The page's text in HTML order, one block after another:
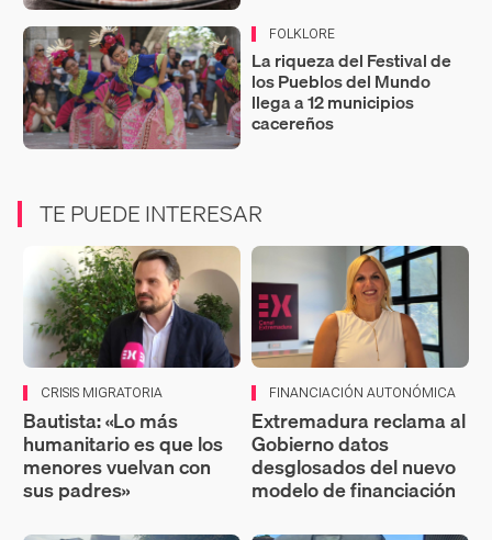
FOLKLORE
La riqueza del Festival de
los Pueblos del Mundo
llega a 12 municipios
cacereños
TE PUEDE INTERESAR
CRISIS MIGRATORIA
Bautista: «Lo más
humanitario es que los
menores vuelvan con
sus padres»
FINANCIACIÓN AUTONÓMICA
Extremadura reclama al
Gobierno datos
desglosados del nuevo
modelo de financiación